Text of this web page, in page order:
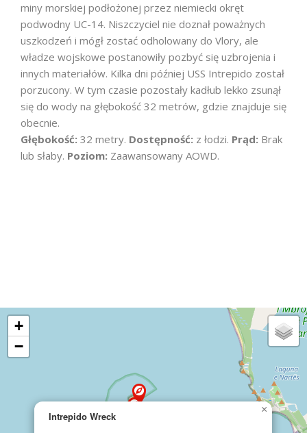
miny morskiej podłożonej przez niemiecki okręt
podwodny UC-14. Niszczyciel nie doznał poważnych
uszkodzeń i mógł zostać odholowany do Vlory, ale
władze wojskowe postanowiły pozbyć się uzbrojenia i
innych materiałów. Kilka dni później USS Intrepido został
porzucony. W tym czasie pozostały kadłub lekko zsunął
się do wody na głębokość 32 metrów, gdzie znajduje się
obecnie.
Głębokość: 32 metry. Dostępność: z łodzi. Prąd: Brak
lub słaby. Poziom: Zaawansowany AOWD.
Intrepido Wreck
×
+
−